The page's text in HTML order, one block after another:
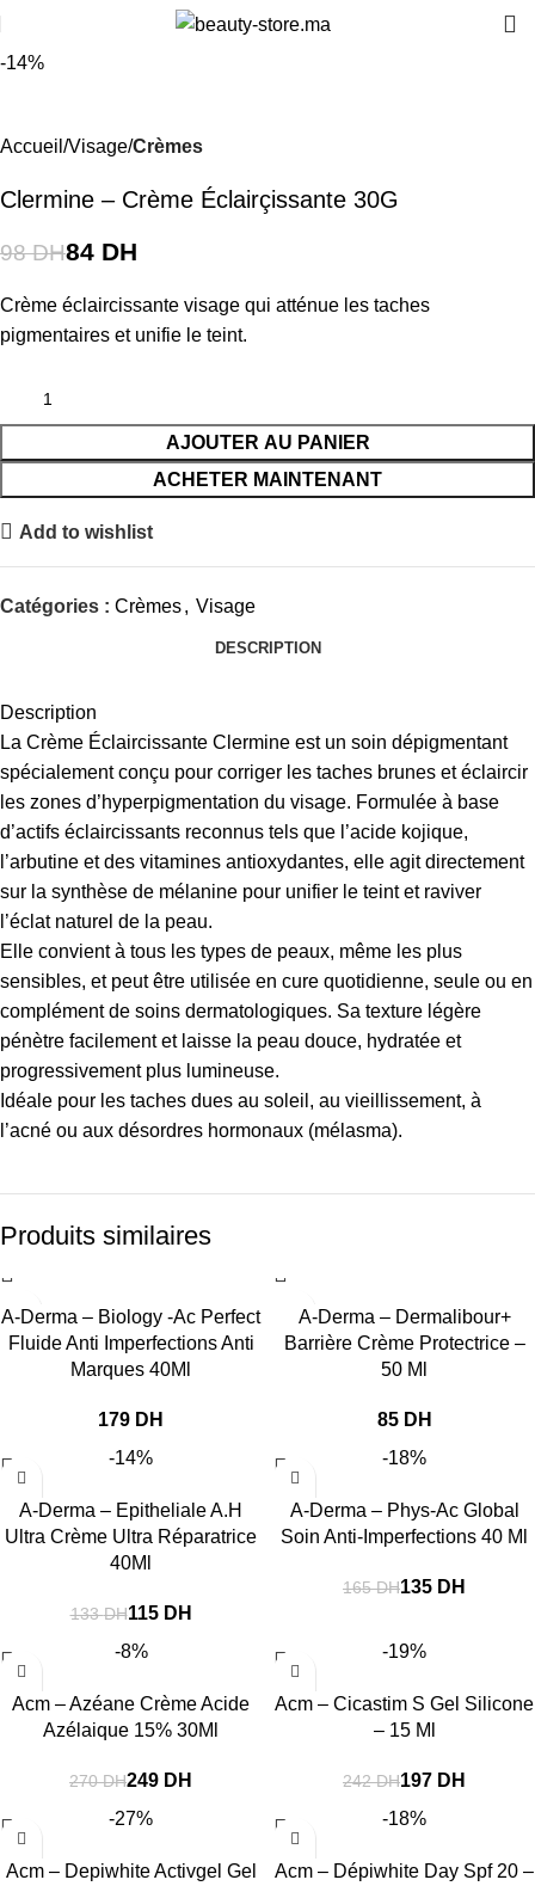
-14%
Accueil Visage Crèmes
Clermine – Crème Éclairçissante 30G
98DH84 DH
Crème éclaircissante visage qui atténue les taches
pigmentaires et unifie le teint.
AJOUTER AU PANIER
ACHETER MAINTENANT
Add to wishlist
Catégories : Crèmes, Visage
DESCRIPTION
Description
La Crème Éclaircissante Clermine est un soin dépigmentant
spécialement conçu pour corriger les taches brunes et éclaircir
les zones d’hyperpigmentation du visage. Formulée à base
d’actifs éclaircissants reconnus tels que l’acide kojique,
l’arbutine et des vitamines antioxydantes, elle agit directement
sur la synthèse de mélanine pour unifier le teint et raviver
l’éclat naturel de la peau.
Elle convient à tous les types de peaux, même les plus
sensibles, et peut être utilisée en cure quotidienne, seule ou en
complément de soins dermatologiques. Sa texture légère
pénètre facilement et laisse la peau douce, hydratée et
progressivement plus lumineuse.
Idéale pour les taches dues au soleil, au vieillissement, à
l’acné ou aux désordres hormonaux (mélasma).
Produits similaires
A-Derma – Biology -Ac Perfect
Fluide Anti Imperfections Anti
Marques 40Ml
DH
A-Derma – Dermalibour+
Barrière Crème Protectrice –
50 Ml
DH
-14%
A-Derma – Epitheliale A.H
Ultra Crème Ultra Réparatrice
40Ml
133DH115 DH
-18%
A-Derma – Phys-Ac Global
Soin Anti-Imperfections 40 Ml
165DH135 DH
-8%
Acm – Azéane Crème Acide
Azélaique 15% 30Ml
270DH249 DH
-19%
Acm – Cicastim S Gel Silicone
– 15 Ml
242DH197 DH
-27%
Acm – Depiwhite Activgel Gel
-18%
Acm – Dépiwhite Day Spf 20 –